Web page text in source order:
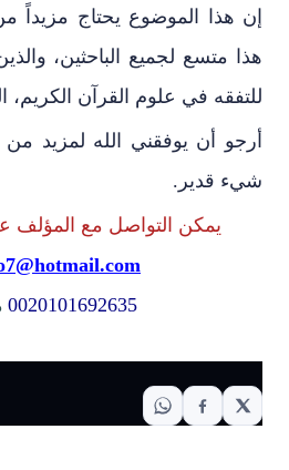
إن هذا الموضوع يحتاج مزيداً
هذا متسع لجميع الباحثين،
للتفقه في علوم القرآن الكريم،
أرجو أن يوفقني الله لمزيد
شيء قدير.
يمكن التواصل مع المؤلف
0020101692635